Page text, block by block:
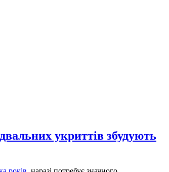
укриттів збудують